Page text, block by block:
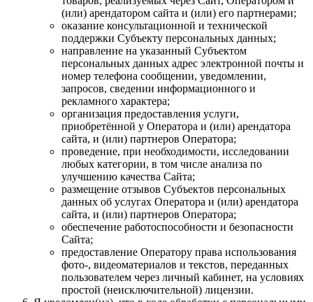
(или) арендатором сайта и (или) его партнерами;
оказание консультационной и технической
поддержки Субъекту персональных данных;
направление на указанный Субъектом
персональных данных адрес электронной почты и
номер телефона сообщении, уведомлении,
запросов, сведении информационного и
рекламного характера;
организация предоставления услуги,
приобретённой у Оператора и (или) арендатора
сайта, и (или) партнеров Оператора;
проведение, при необходимости, исследовании
любых категории, в том числе анализа по
улучшению качества Сайта;
размещение отзывов Субъектов персональных
данных об услугах Оператора и (или) арендатора
сайта, и (или) партнеров Оператора;
обеспечение работоспособности и безопасности
Сайта;
предоставление Оператору права использования
фото-, видеоматериалов и текстов, переданных
пользователем через личный кабинет, на условиях
простой (неисключительной) лицензии.